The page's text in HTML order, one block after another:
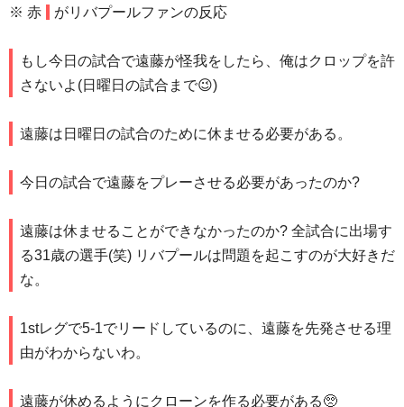
※ 赤 がリバプールファンの反応
もし今日の試合で遠藤が怪我をしたら、俺はクロップを許
さないよ(日曜日の試合まで😉)
遠藤は日曜日の試合のために休ませる必要がある。
今日の試合で遠藤をプレーさせる必要があったのか?
遠藤は休ませることができなかったのか? 全試合に出場す
る31歳の選手(笑) リバプールは問題を起こすのが大好きだ
な。
1stレグで5-1でリードしているのに、遠藤を先発させる理
由がわからないわ。
遠藤が休めるようにクローンを作る必要がある🥺